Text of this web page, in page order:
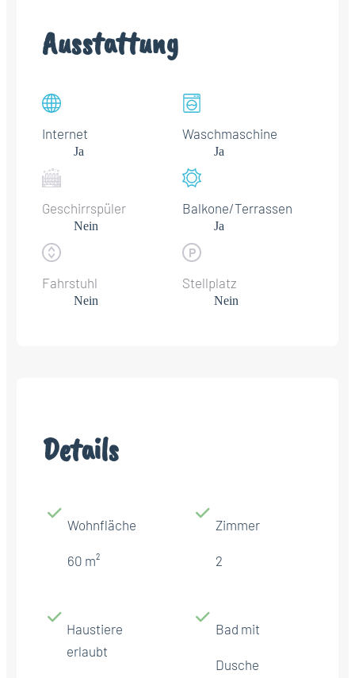
Ausstattung
Internet
Ja
Waschmaschine
Ja
Geschirrspüler
Nein
Balkone/Terrassen
Ja
Fahrstuhl
Nein
Stellplatz
Nein
Details
Wohnfläche
60 m²
Zimmer
2
Haustiere
erlaubt
Bad mit
Dusche